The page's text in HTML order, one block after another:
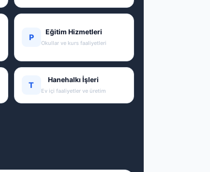
P
Eğitim Hizmetleri
Okullar ve kurs faaliyetleri
T
Hanehalkı İşleri
Ev içi faaliyetler ve üretim